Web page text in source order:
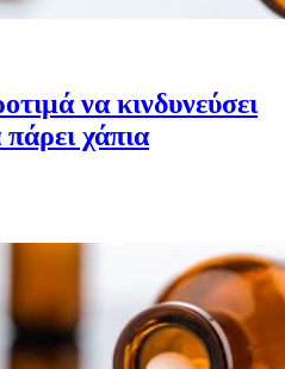
να κινδυνεύσει
χάπια